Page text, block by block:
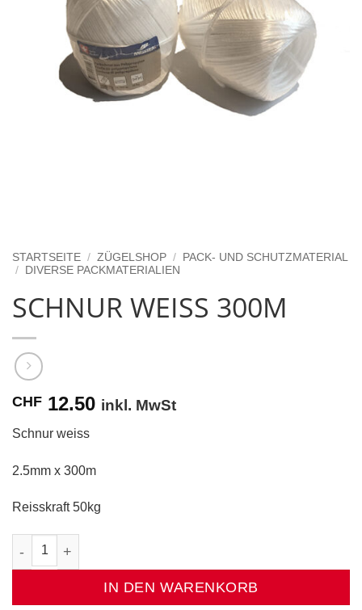
STARTSEITE / ZÜGELSHOP /
PACK- UND SCHUTZMATERIAL
/
DIVERSE PACKMATERIALIEN
SCHNUR WEISS 300M
CHF 12.50 inkl. MwSt
Schnur weiss
2.5mm x 300m
Reisskraft 50kg
IN DEN WARENKORB